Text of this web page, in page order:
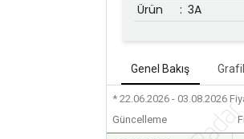
Ürün
: 3A
Genel Bakış
* 22.06.2026 - 03.08.2026
Güncelleme